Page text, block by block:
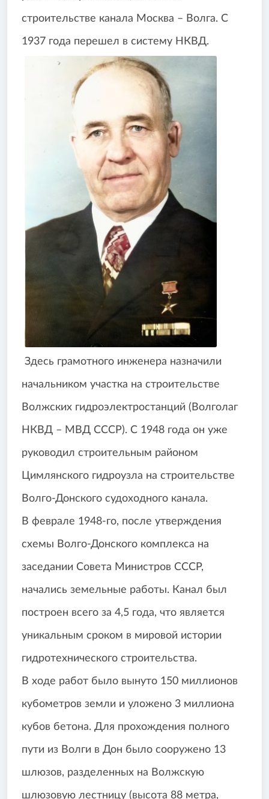
строительстве канала Москва – Волга. С
1937 года перешел в систему НКВД.
Здесь грамотного инженера назначили
начальником участка на строительстве
Волжских гидроэлектростанций (Волголаг
НКВД – МВД СССР). С 1948 года он уже
руководил строительным районом
Цимлянского гидроузла на строительстве
Волго-Донского судоходного канала.
В феврале 1948-го, после утверждения
схемы Волго-Донского комплекса на
заседании Совета Министров СССР,
начались земельные работы. Канал был
построен всего за 4,5 года, что является
уникальным сроком в мировой истории
гидротехнического строительства.
В ходе работ было вынуто 150 миллионов
кубометров земли и уложено 3 миллиона
кубов бетона. Для прохождения полного
пути из Волги в Дон было сооружено 13
шлюзов, разделенных на Волжскую
шлюзовую лестницу (высота 88 метра,